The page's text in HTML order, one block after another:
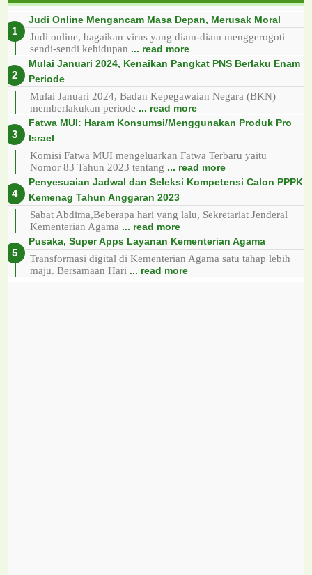
Judi Online Mengancam Masa Depan, Merusak Moral
Judi online, bagaikan virus yang diam-diam menggerogoti
sendi-sendi kehidupan ... read more
Mulai Januari 2024, Kenaikan Pangkat PNS Berlaku Enam
Periode
Mulai Januari 2024, Badan Kepegawaian Negara (BKN)
memberlakukan periode ... read more
Fatwa MUI: Haram Konsumsi/Menggunakan Produk Pro
Israel
Komisi Fatwa MUI mengeluarkan Fatwa Terbaru yaitu
Nomor 83 Tahun 2023 tentang ... read more
Penyesuaian Jadwal dan Seleksi Kompetensi Calon PPPK
Kemenag Tahun Anggaran 2023
Sabat Abdima,Beberapa hari yang lalu, Sekretariat Jenderal
Kementerian Agama ... read more
Pusaka, Super Apps Layanan Kementerian Agama
Transformasi digital di Kementerian Agama satu tahap lebih
maju. Bersamaan Hari ... read more